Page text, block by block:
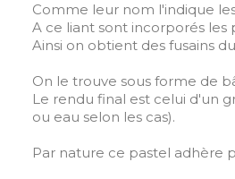
Comme leur nom l'indique
A ce liant sont incorporés les
Ainsi on obtient des fusains
On le trouve sous forme de
Le rendu final est celui d'un
ou eau selon les cas).
Par nature ce pastel adhère